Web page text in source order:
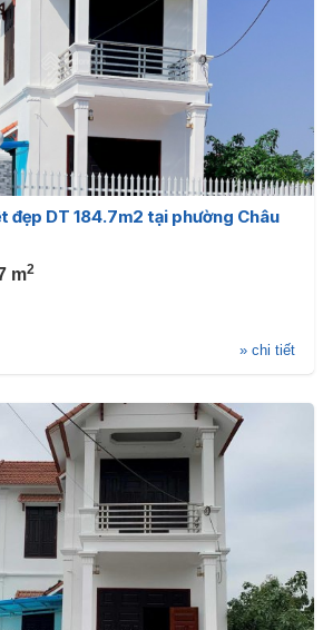
đẹp DT 184.7m2 tại phường Châu
m2
» chi tiết